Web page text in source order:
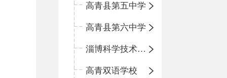
高青县第五中学
高青县第六中学
淄博科学技术学校
高青双语学校